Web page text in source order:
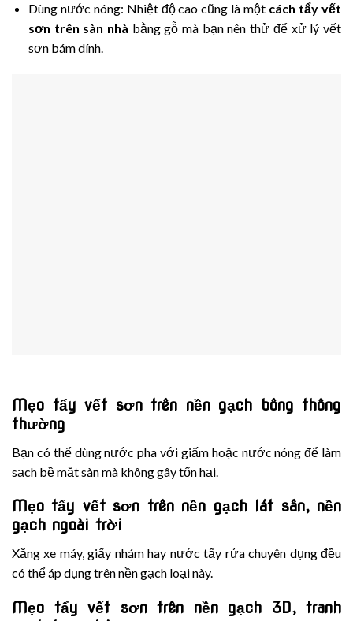
Dùng nước nóng: Nhiệt độ cao cũng là một cách tẩy vết
sơn trên sàn nhà bằng gỗ mà bạn nên thử để xử lý vết
sơn bám dính.
Mẹo tẩy vết sơn trên nền gạch bông thông
thường
Bạn có thể dùng nước pha với giấm hoặc nước nóng để làm
sạch bề mặt sàn mà không gây tổn hại.
Mẹo tẩy vết sơn trên nền gạch lát sân, nền
gạch ngoài trời
Xăng xe máy, giấy nhám hay nước tẩy rửa chuyên dụng đều
có thể áp dụng trên nền gạch loại này.
Mẹo tẩy vết sơn trên nền gạch 3D, tranh